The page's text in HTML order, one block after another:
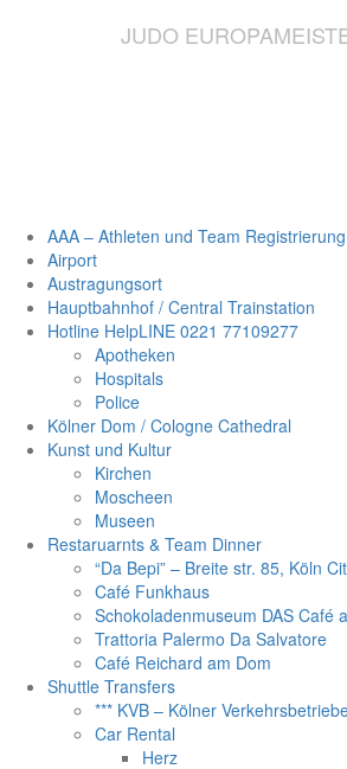
JUDO
AAA – Athleten und Team
Airport
Austragungsort
Hauptbahnhof / Central Trainstation
Hotline HelpLINE 0221 77109277
Apotheken
Hospitals
Police
Kölner Dom / Cologne Cathedral
Kunst und Kultur
Kirchen
Moscheen
Museen
Restaruarnts & Team Dinner
“Da Bepi” – Breite str. 85, Köln
Café Funkhaus
Schokoladenmuseum DAS Café
Trattoria Palermo Da Salvatore
Café Reichard am Dom
Shuttle Transfers
*** KVB – Kölner
Car Rental
Herz